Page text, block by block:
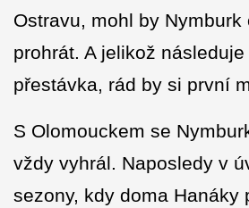
Ostravu, mohl by
prohrát. A jelikož
přestávka, rád by si první
S Olomouckem se
vždy vyhrál. Naposledy v
sezony, kdy doma Hanáky